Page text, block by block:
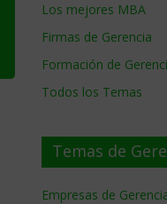
Los mejores MBA
Firmas de Gerencia
Formación de
Todos los Temas
Temas de
Empresas de